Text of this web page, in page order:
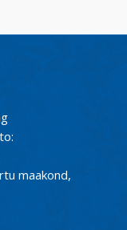
maakond,